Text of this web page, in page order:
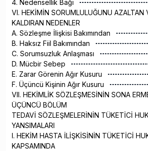
4. Nedensellik Bağı
VI. HEKİMİN SORUMLULUĞUNU AZALTAN
KALDIRAN NEDENLER
A. Sözleşme İlişkisi Bakımından
B. Haksız Fiil Bakımından
C. Sorumsuzluk Anlaşması
D. Mücbir Sebep
E. Zarar Görenin Ağır Kusuru
F. Üçüncü Kişinin Ağır Kusuru
VII. HEKİMLİK SÖZLEŞMESİNİN SONA
ÜÇÜNCÜ BÖLÜM
TEDAVİ SÖZLEŞMELERİNİN TÜKETİCİ
YANSIMALARI
I. HEKİM HASTA İLİŞKİSİNİN TÜKETİCİ
KAPSAMINDA